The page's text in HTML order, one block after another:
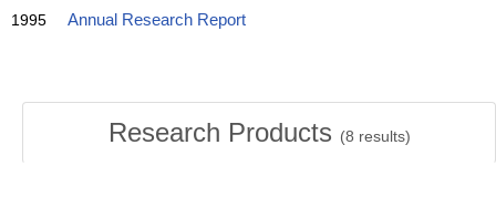
1995 Annual Research Report
Research Products (8 results)